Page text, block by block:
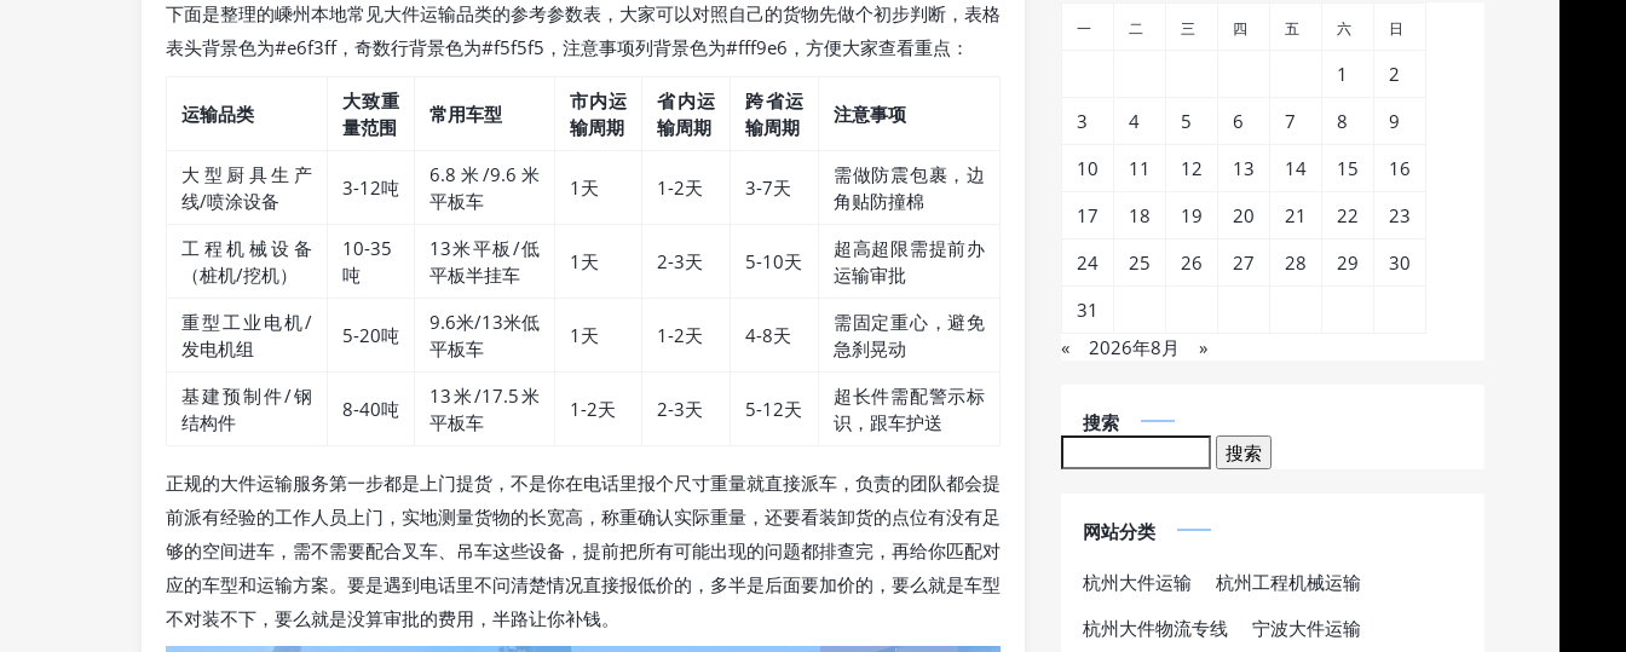
下面是整理的嵊州本地常见大件运输品类的参考参数表，大家可以对照自己的货物先做个初步判断，表格
表头背景色为#e6f3ff，奇数行背景色为#f5f5f5，注意事项列背景色为#fff9e6，方便大家查看重点：
运输品类
大致重
量范围
常用车型
市内运
输周期
省内运
输周期
跨省运
输周期
注意事项
大型厨具生产
线/喷涂设备
3-12吨
6.8米/9.6米
平板车
1天 1-2天 3-7天
需做防震包裹，边
角贴防撞棉
工程机械设备
（桩机/挖机）
10-35
吨
13米平板/低
平板半挂车
1天 2-3天 5-10天
超高超限需提前办
运输审批
重型工业电机/
发电机组
5-20吨
9.6米/13米低
平板车
1天 1-2天 4-8天
需固定重心，避免
急刹晃动
基建预制件/钢
结构件
8-40吨
13米/17.5米
平板车
1-2天 2-3天 5-12天
超长件需配警示标
识，跟车护送
正规的大件运输服务第一步都是上门提货，不是你在电话里报个尺寸重量就直接派车，负责的团队都会提
前派有经验的工作人员上门，实地测量货物的长宽高，称重确认实际重量，还要看装卸货的点位有没有足
够的空间进车，需不需要配合叉车、吊车这些设备，提前把所有可能出现的问题都排查完，再给你匹配对
应的车型和运输方案。要是遇到电话里不问清楚情况直接报低价的，多半是后面要加价的，要么就是车型
不对装不下，要么就是没算审批的费用，半路让你补钱。
« 2026年8月 »
一 二 三 四 五 六 日
1
2
3
4 5 6 7 8
9
10
11 12 13 14 15
16
17
18 19 20 21 22
23
24
25 26 27 28 29
30
31
搜索
网站分类
杭州大件运输
杭州工程机械运输
杭州大件物流专线
宁波大件运输